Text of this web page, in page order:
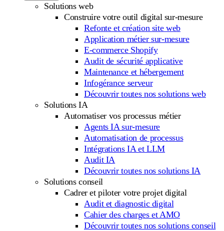
Solutions web
Construire votre outil digital sur-mesure
Refonte et création site web
Application métier sur-mesure
E-commerce Shopify
Audit de sécurité applicative
Maintenance et hébergement
Infogérance serveur
Découvrir toutes nos solutions web
Solutions IA
Automatiser vos processus métier
Agents IA sur-mesure
Automatisation de processus
Intégrations IA et LLM
Audit IA
Découvrir toutes nos solutions IA
Solutions conseil
Cadrer et piloter votre projet digital
Audit et diagnostic digital
Cahier des charges et AMO
Découvrir toutes nos solutions conseil